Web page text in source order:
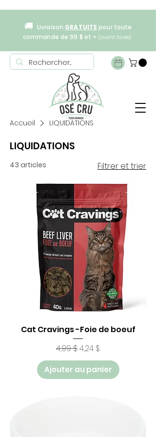
🚚 Livraison GRATUITE pour toute
commande de 99 $ et + (avant taxes)
Accueil LIQUIDATIONS
LIQUIDATIONS
43 articles Filtrer et trier
Cat Cravings -Foie de boeuf
Prix original
4,99 $Prix promotionnel
4,24 $
Ajouter au panier